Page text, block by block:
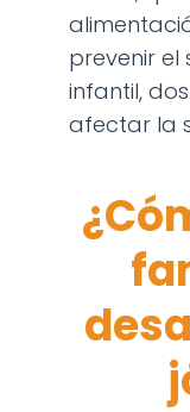
prevenir
infantil,
afectar la